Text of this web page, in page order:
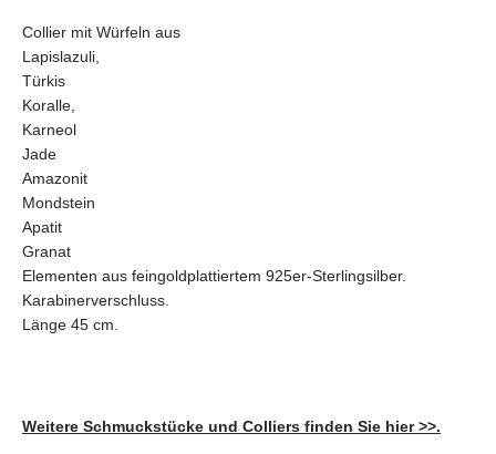
Collier mit Würfeln aus
Lapislazuli,
Türkis
Koralle,
Karneol
Jade
Amazonit
Mondstein
Apatit
Granat
Elementen aus feingoldplattiertem 925er-Sterlingsilber.
Karabinerverschluss.
Länge 45 cm.
Weitere Schmuckstücke und Colliers finden Sie hier >>.